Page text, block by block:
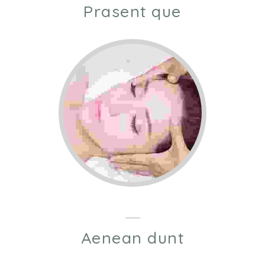
Prasent que
Aenean dunt